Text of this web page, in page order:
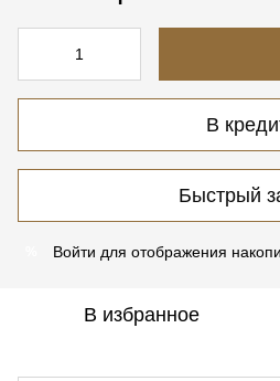
В
Быстрый
Войти для отображения
В избранное